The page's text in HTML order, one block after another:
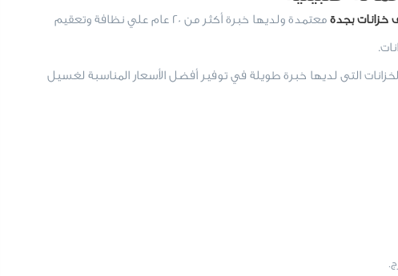
بجدة معتمدة ولديها خبرة أكثر من 20 عام علي نظافة وتعقيم
التى لديها خبرة طويلة في توفير أفضل الأسعار المناسبة لغسيل